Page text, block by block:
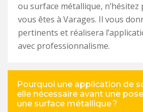
ou surface métallique, n’hésitez
vous êtes à Varages. Il vous
pertinents et réalisera
avec professionnalisme.
Pourquoi une application de
elle nécessaire avant une
une surface métallique ?